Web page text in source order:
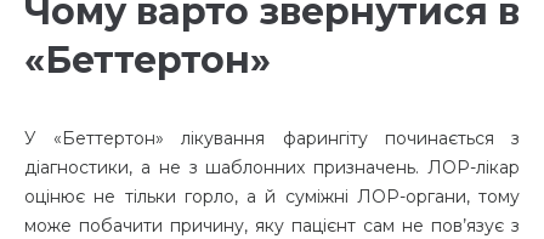
Чому варто звернутися в
«Беттертон»
У «Беттертон» лікування фарингіту починається з
діагностики, а не з шаблонних призначень. ЛОР-лікар
оцінює не тільки горло, а й суміжні ЛОР-органи, тому
може побачити причину, яку пацієнт сам не пов’язує з